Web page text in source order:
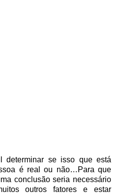
determinar se isso que está
é real ou não…Para que
conclusão seria necessário
outros fatores e estar